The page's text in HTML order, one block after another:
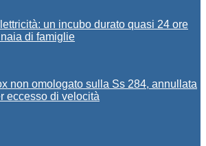
un incubo durato quasi 24 ore
di famiglie
non omologato sulla Ss 284, annullata
eccesso di velocità